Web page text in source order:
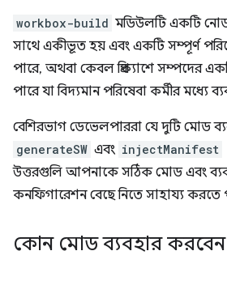
workbox-build মডিউলটি একটি নোড-
সাথে একীভূত হয় এবং একটি সম্পূর্ণ
পারে, অথবা কেবল প্রিক্যাশে সম্পদের
পারে যা বিদ্যমান পরিষেবা কর্মীর মধ্যে
বেশিরভাগ ডেভেলপাররা যে দুটি মোড
generateSW এবং injectManifest
উত্তরগুলি আপনাকে সঠিক মোড এবং
কনফিগারেশন বেছে নিতে সাহায্য করতে
কোন মোড ব্যবহার করবেন